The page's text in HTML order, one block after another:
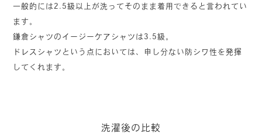
一般的には2.5級以上が洗ってそのまま着用できると言われてい
ます。
鎌倉シャツのイージーケアシャツは3.5級。
ドレスシャツという点においては、申し分ない防シワ性を発揮
してくれます。
洗濯後の比較